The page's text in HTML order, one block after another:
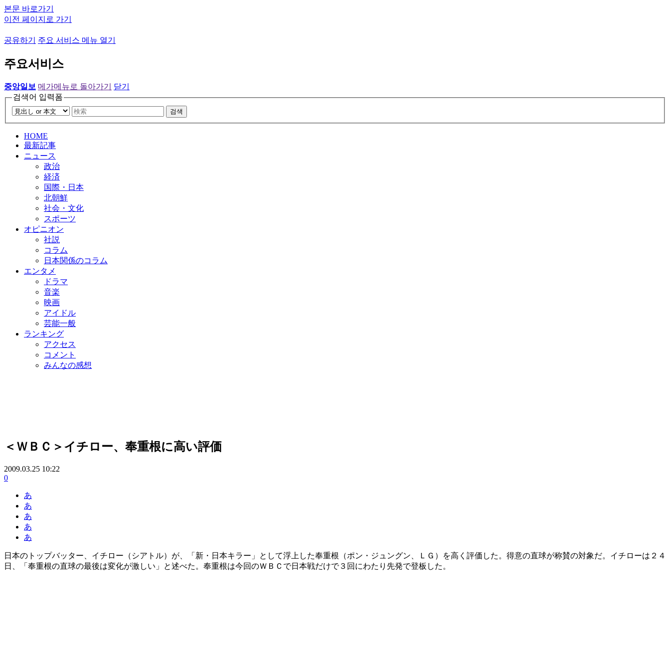
본문 바로가기
이전 페이지로 가기
공유하기 주요 서비스 메뉴 열기
주요서비스
중앙일보 메가메뉴로 돌아가기
닫기
검색어 입력폼
검색
HOME
最新記事
ニュース
政治
経済
国際・日本
北朝鮮
社会・文化
スポーツ
オピニオン
社説
コラム
日本関係のコラム
エンタメ
ドラマ
音楽
映画
アイドル
芸能一般
ランキング
アクセス
コメント
みんなの感想
＜ＷＢＣ＞イチロー、奉重根に高い評価
2009.03.25 10:22
0
あ
あ
あ
あ
あ
日本のトップバッター、イチロー（シアトル）が、「新・日本キラー」として浮上した奉重根（ポン・ジュングン、ＬＧ）を高く評価した。得意の直球が称賛の対象だ。イチローは２４
日、「奉重根の直球の最後は変化が激しい」と述べた。奉重根は今回のＷＢＣで日本戦だけで３回にわたり先発で登板した。